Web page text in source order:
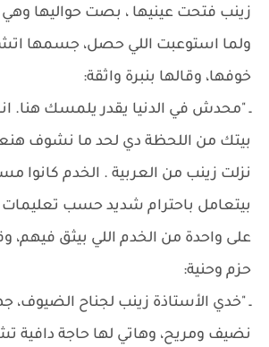
زينب فتحت عينيها ، بصت حواليها
ولما استوعبت اللي حصل، جسمها
خوفها، وقالها بنبرة واثقة:
ـ "محدش في الدنيا يقدر يلمسك هنا.
بيتك من اللحظة دي لحد ما نشوف
نزلت زينب من العربية . الخدم كانوا
بيتعامل باحترام شديد حسب تعليمات
على واحدة من الخدم اللي بيثق فيهم،
حزم وحنية:
ـ "خدي الأستاذة زينب لجناح الضيوف،
نضيف ومريح، وهاتي لها حاجة دافية